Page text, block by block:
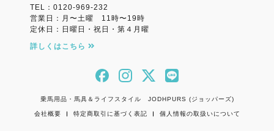
TEL：0120-969-232
営業日：月〜土曜 11時〜19時
定休日：日曜日・祝日・第４月曜
詳しくはこちら
乗馬用品・馬具＆ライフスタイル JODHPURS (ジョッパーズ)
会社概要 特定商取引に基づく表記 個人情報の取扱いについて